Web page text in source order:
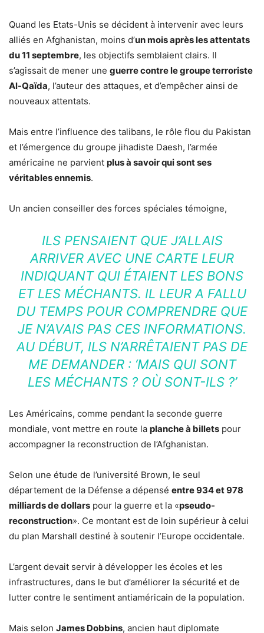
Quand les Etats-Unis se décident à intervenir avec leurs
alliés en Afghanistan, moins d’un mois après les attentats
du 11 septembre, les objectifs semblaient clairs. Il
s’agissait de mener une guerre contre le groupe terroriste
Al-Qaïda, l’auteur des attaques, et d’empêcher ainsi de
nouveaux attentats.
Mais entre l’influence des talibans, le rôle flou du Pakistan
et l’émergence du groupe jihadiste Daesh, l’armée
américaine ne parvient plus à savoir qui sont ses
véritables ennemis.
Un ancien conseiller des forces spéciales témoigne,
ILS PENSAIENT QUE J’ALLAIS
ARRIVER AVEC UNE CARTE LEUR
INDIQUANT QUI ÉTAIENT LES BONS
ET LES MÉCHANTS. IL LEUR A FALLU
DU TEMPS POUR COMPRENDRE QUE
JE N’AVAIS PAS CES INFORMATIONS.
AU DÉBUT, ILS N’ARRÊTAIENT PAS DE
ME DEMANDER : ‘MAIS QUI SONT
LES MÉCHANTS ? OÙ SONT-ILS ?’
Les Américains, comme pendant la seconde guerre
mondiale, vont mettre en route la planche à billets pour
accompagner la reconstruction de l’Afghanistan.
Selon une étude de l’université Brown, le seul
département de la Défense a dépensé entre 934 et 978
milliards de dollars pour la guerre et la «pseudo-
reconstruction». Ce montant est de loin supérieur à celui
du plan Marshall destiné à soutenir l’Europe occidentale.
L’argent devait servir à développer les écoles et les
infrastructures, dans le but d’améliorer la sécurité et de
lutter contre le sentiment antiaméricain de la population.
Mais selon James Dobbins, ancien haut diplomate